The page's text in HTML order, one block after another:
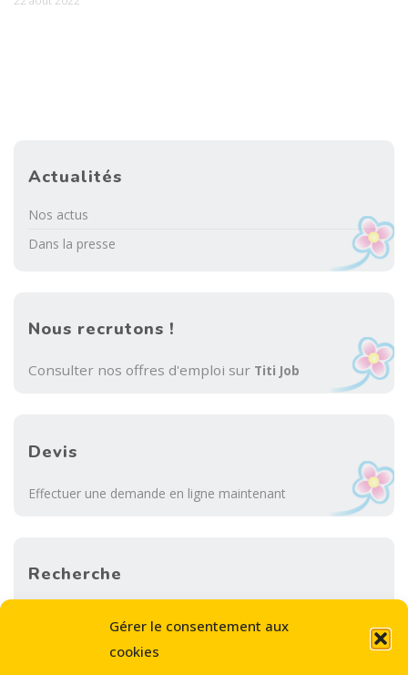
Gérer le consentement aux
cookies
Actualités
Nos actus
Dans la presse
Nous recrutons !
Consulter nos offres d'emploi sur Titi Job
Devis
Effectuer une demande en ligne maintenant
Recherche
for: